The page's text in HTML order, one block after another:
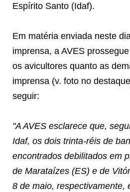
Espírito Santo (Idaf).
Em matéria enviada neste
imprensa, a AVES
os avicultores quanto as
imprensa (v. foto no
seguir:
"A AVES esclarece que,
Idaf, os dois trinta-réis de
encontrados debilitados em
de Marataízes (ES) e de
8 de maio, respectivamente,